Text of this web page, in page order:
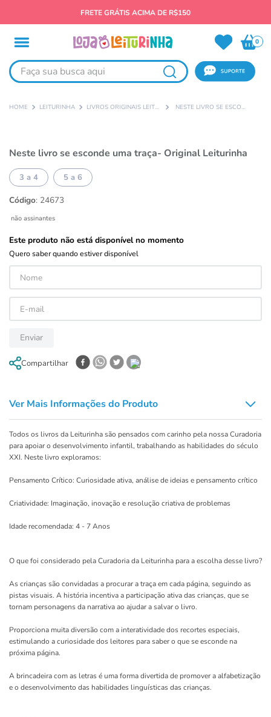
FRETE GRÁTIS ACIMA DE R$150
0
Faça sua busca aqui
LEITURINHA LIVROS ORIGINAIS LEITURINHA NESTE LIVRO SE ESCONDE UMA TRAÇA- ORIGINAL LEITURINHA
Neste livro se esconde uma traça- Original Leiturinha
3 a 4 5 a 6
Código: 24673
não assinantes
Este produto não está disponível no momento
Quero saber quando estiver disponível
Enviar
Compartilhar
Ver Mais Informações do Produto
Todos os livros da Leiturinha são pensados com carinho pela nossa Curadoria
para apoiar o desenvolvimento infantil, trabalhando as habilidades do século
XXI. Neste livro exploramos:
Pensamento Crítico: Curiosidade ativa, análise de ideias e pensamento crítico
Criatividade: Imaginação, inovação e resolução criativa de problemas
Idade recomendada: 4 - 7 Anos
O que foi considerado pela Curadoria da Leiturinha para a escolha desse livro?
As crianças são convidadas a procurar a traça em cada página, seguindo as
pistas visuais. A história incentiva a participação ativa das crianças, que se
tornam personagens da narrativa ao ajudar a salvar o livro.
Proporciona muita diversão com a interatividade dos recortes especiais,
estimulando a curiosidade dos leitores para saber o que se esconde na
próxima página.
A brincadeira com as letras é uma forma divertida de promover a alfabetização
e o desenvolvimento das habilidades linguísticas das crianças.